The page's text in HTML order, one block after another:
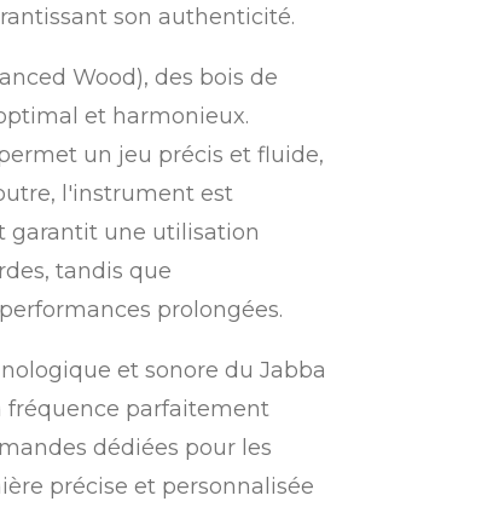
son authenticité.
Wood), des bois de
et harmonieux.
un jeu précis et fluide,
l'instrument est
garantit une utilisation
tandis que
prolongées.
et sonore du Jabba
fréquence parfaitement
dédiées pour les
précise et personnalisée